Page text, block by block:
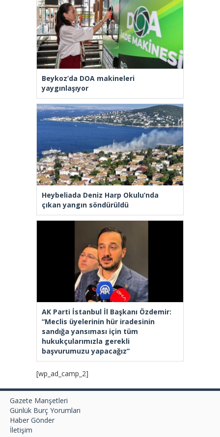
Beykoz’da DOA makineleri
yaygınlaşıyor
Heybeliada Deniz Harp Okulu’nda
çıkan yangın söndürüldü
AK Parti İstanbul İl Başkanı Özdemir:
“Meclis üyelerinin hür iradesinin
sandığa yansıması için tüm
hukukçularımızla gerekli
başvurumuzu yapacağız”
[wp_ad_camp_2]
Gazete Manşetleri
Günlük Burç Yorumları
Haber Gönder
İletişim